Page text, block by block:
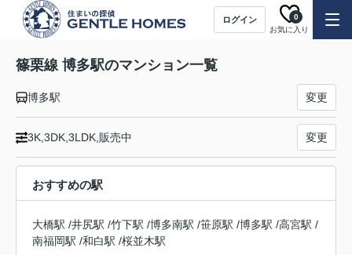
ログイン
お気に入り
0
篠栗線 博多駅のマンション一覧
博多駅 変更
3K,3DK,3LDK,販売中 変更
おすすめの駅
大橋駅 /井尻駅 /竹下駅 /博多南駅 /笹原駅 /博多駅 /高宮駅 /
南福岡駅 /和白駅 /桜並木駅